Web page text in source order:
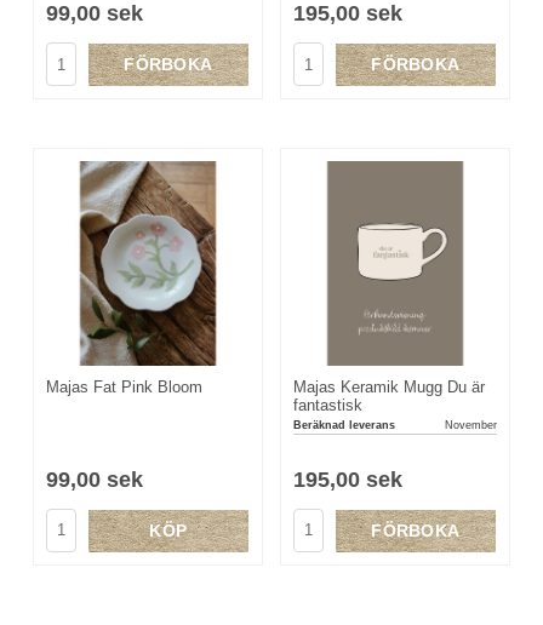
99,00 sek
FÖRBOKA
195,00 sek
FÖRBOKA
Majas Fat Pink Bloom
99,00 sek
KÖP
Majas Keramik Mugg Du är
fantastisk
Beräknad leverans November
195,00 sek
FÖRBOKA